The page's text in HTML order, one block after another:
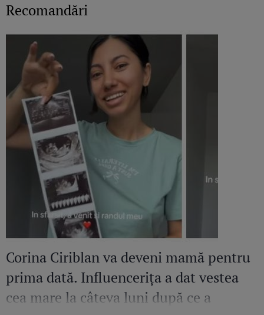
Recomandări
Corina Ciriblan va deveni mamă pentru
prima dată. Influencerița a dat vestea
cea mare la câteva luni după ce a